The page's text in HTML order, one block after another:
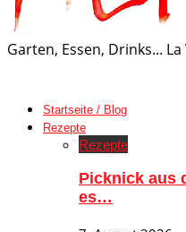
Garten, Essen, Drinks...
Startseite / Blog
Rezepte
Rezepte
Picknick aus
es…